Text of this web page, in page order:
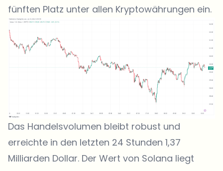
fünften Platz unter allen Kryptowährungen ein.
Das Handelsvolumen bleibt robust und
erreichte in den letzten 24 Stunden 1,37
Milliarden Dollar. Der Wert von Solana liegt